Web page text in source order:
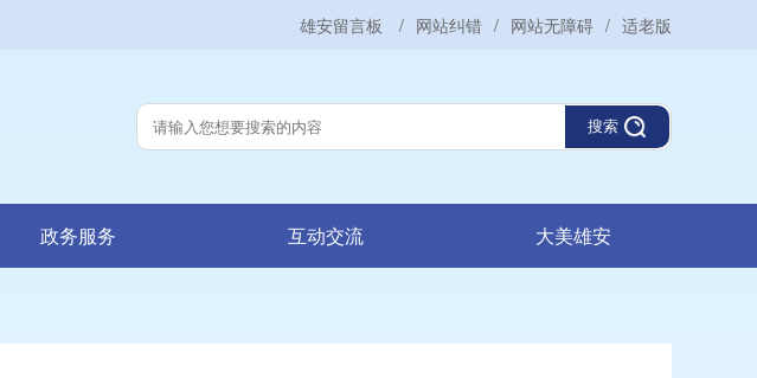
雄安留言板 / 网站纠错 / 网站无障碍 / 适老版
搜索
政务服务 互动交流 大美雄安